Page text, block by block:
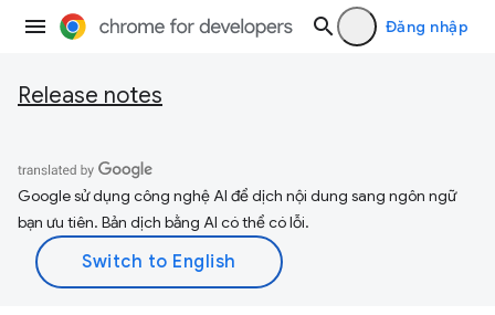
Đăng nhập
Release notes
Google sử dụng công nghệ AI để dịch nội dung sang ngôn ngữ
bạn ưu tiên. Bản dịch bằng AI có thể có lỗi.